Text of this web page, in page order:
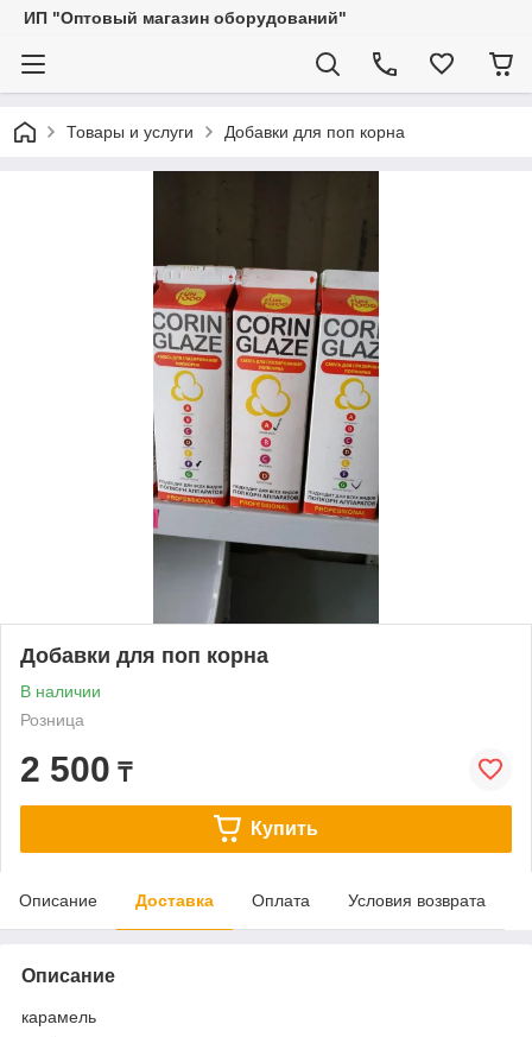
ИП "Оптовый магазин оборудований"
Товары и услуги Добавки для поп корна
Добавки для поп корна
В наличии
Розница
2 500 ₸
Купить
Описание Доставка Оплата Условия возврата
Описание
карамель